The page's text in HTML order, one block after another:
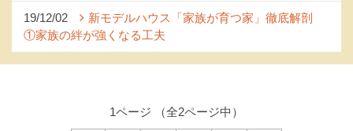
19/12/02
新モデルハウス「家族が育つ家」徹底解剖
①家族の絆が強くなる工夫
1ページ （全2ページ中）